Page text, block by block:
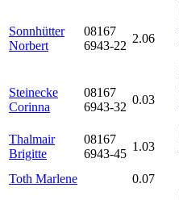
Sonnhütter
Norbert
08167
6943-22
2.06
Steinecke
Corinna
08167
6943-32
0.03
Thalmair
Brigitte
08167
6943-45
1.03
Toth Marlene
0.07